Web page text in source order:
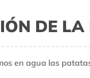
DE LA
en agua las